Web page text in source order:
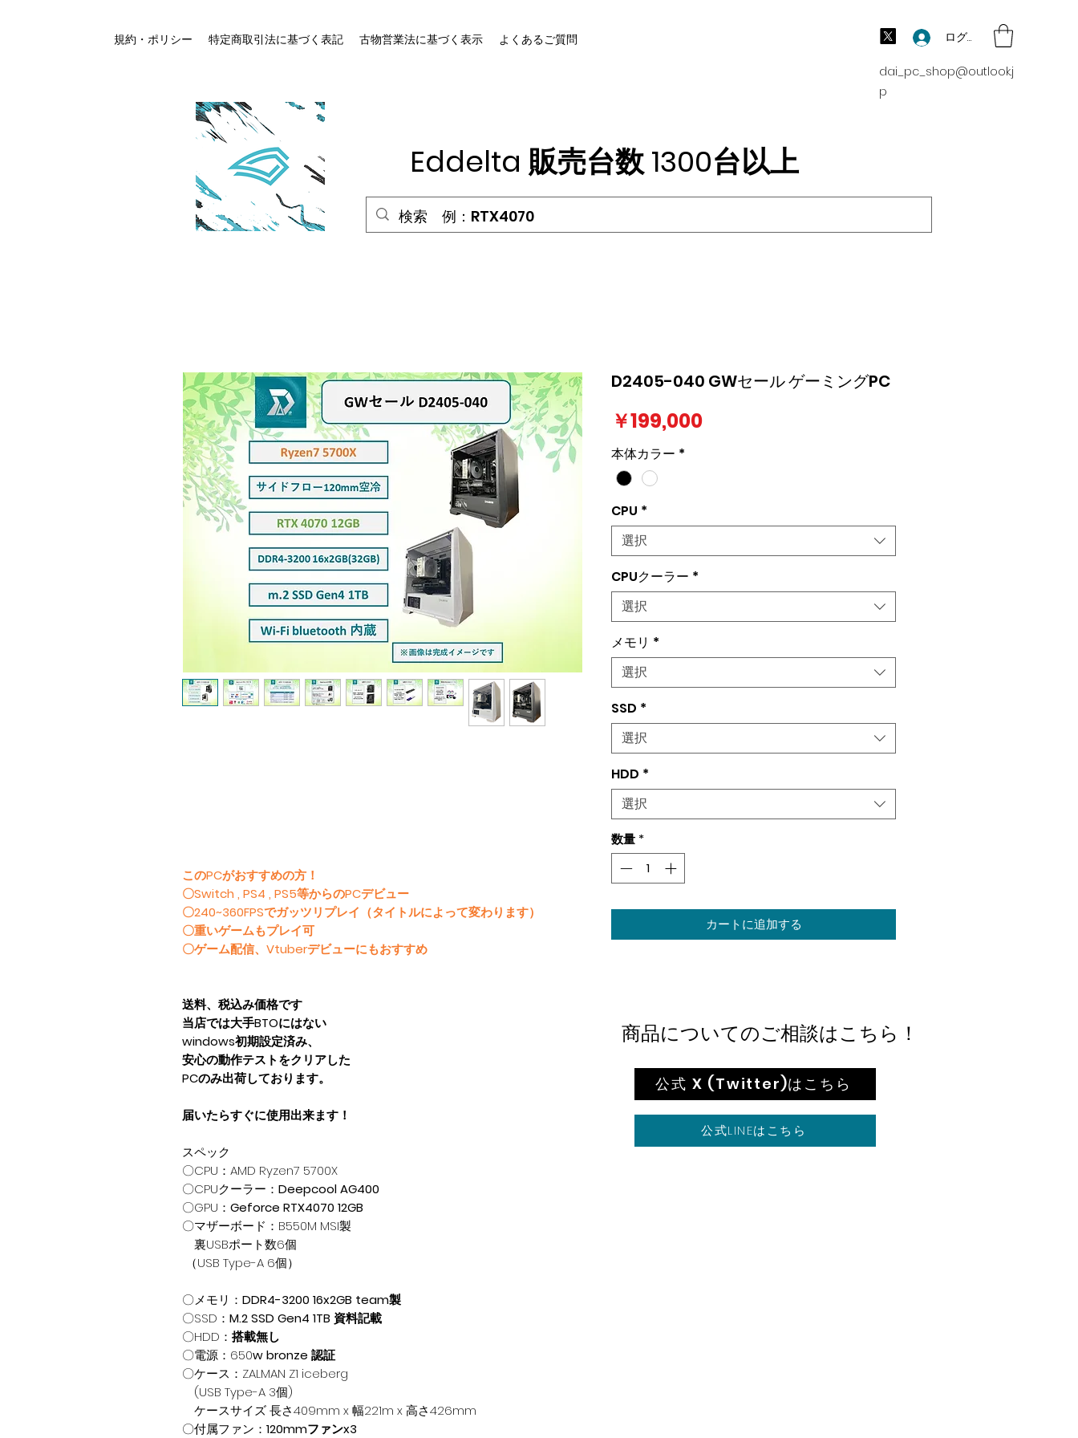
規約・ポリシー 特定商取引法に基づく表記 古物営業法に基づく表示 よくあるご質問 ログイン
dai_pc_shop@outlook.j
p
Eddelta 販売台数 1300台以上
このPCがおすすめの方！
〇Switch , PS4 , PS5等からのPCデビュー
〇240~360FPSでガッツリプレイ（タイトルによって変わります）
〇重いゲームもプレイ可
〇ゲーム配信、Vtuberデビューにもおすすめ
送料、税込み価格です
当店では大手BTOにはない
windows初期設定済み、
安心の動作テストをクリアした
​PCのみ出荷しております。
届いたらすぐに使用出来ます！
スペック
〇CPU： AMD Ryzen7 5700X
〇CPUクーラー： Deepcool AG400
〇GPU： Geforce RTX4070 12GB
〇マザーボード： B550M MSI製
裏USBポート数6個
（USB Type-A 6個）
〇メモリ： DDR4-3200 16x2GB team製
〇SSD： M.2 SSD Gen4 1TB 資料記載
〇HDD： 搭載無し
〇電源：650w bronze 認証
〇ケース： ZALMAN Z1 iceberg
(USB Type-A 3個)
ケースサイズ 長さ409mm x 幅221m x 高さ426mm
〇付属ファン： 120mmファンx3
D2405-040 GWセール ゲーミングPC
￥199,000価
本体カラー *
CPU *
選択
CPUクーラー *
選択
メモリ *
選択
SSD *
選択
HDD *
選択
数量 *
カートに追加する
公式LINEはこちら
公式 X (Twitter)はこちら
商品についてのご相談はこちら！